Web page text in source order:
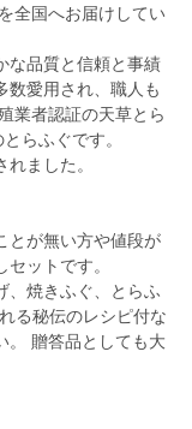
全国へお届けしてい
な品質と信頼と事績
数愛用され、職人も
業者認証の天草とら
らふぐです。
ました。
とが無い方や値段が
ットです。
、焼きふぐ、とらふ
る秘伝のレシピ付な
。 贈答品としても大